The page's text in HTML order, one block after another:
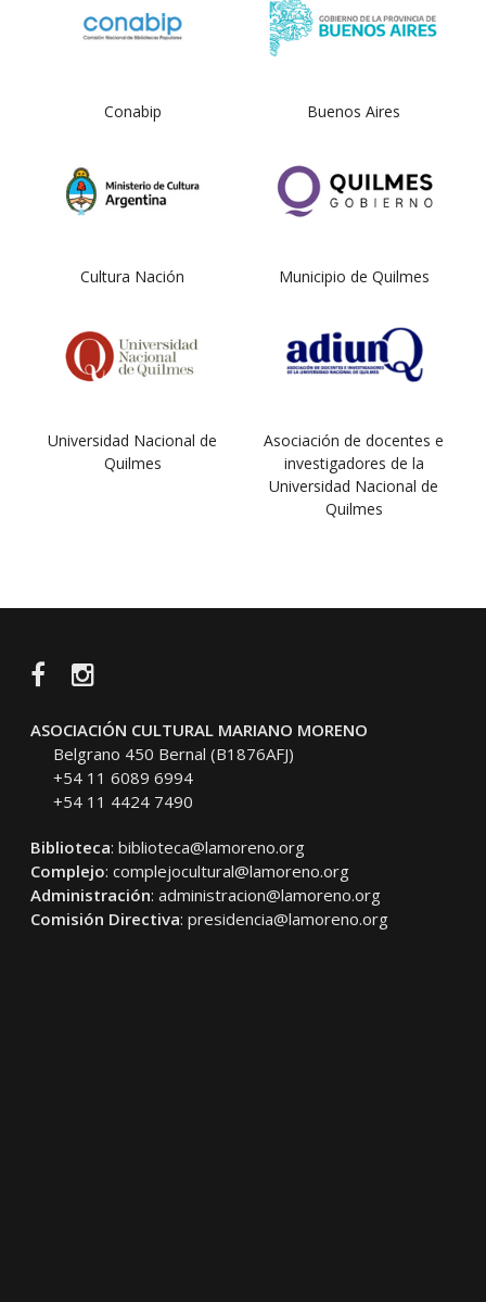
Conabip Buenos Aires
Cultura Nación Municipio de Quilmes
Universidad Nacional de
Quilmes
Asociación de docentes e
investigadores de la
Universidad Nacional de
Quilmes
FacebookInstagram
ASOCIACIÓN CULTURAL MARIANO MORENO
Belgrano 450 Bernal (B1876AFJ)
+54 11 6089 6994
+54 11 4424 7490
Biblioteca: biblioteca@lamoreno.org
Complejo: complejocultural@lamoreno.org
Administración: administracion@lamoreno.org
Comisión Directiva: presidencia@lamoreno.org